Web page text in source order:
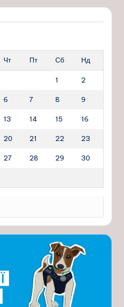
Чт Пт Сб Нд
1 2
6 7 8 9
13 14 15 16
20 21 22 23
27 28 29 30